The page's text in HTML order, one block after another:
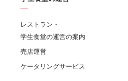
レストラン・
学生食堂の運営の案内
売店運営
ケータリングサービス